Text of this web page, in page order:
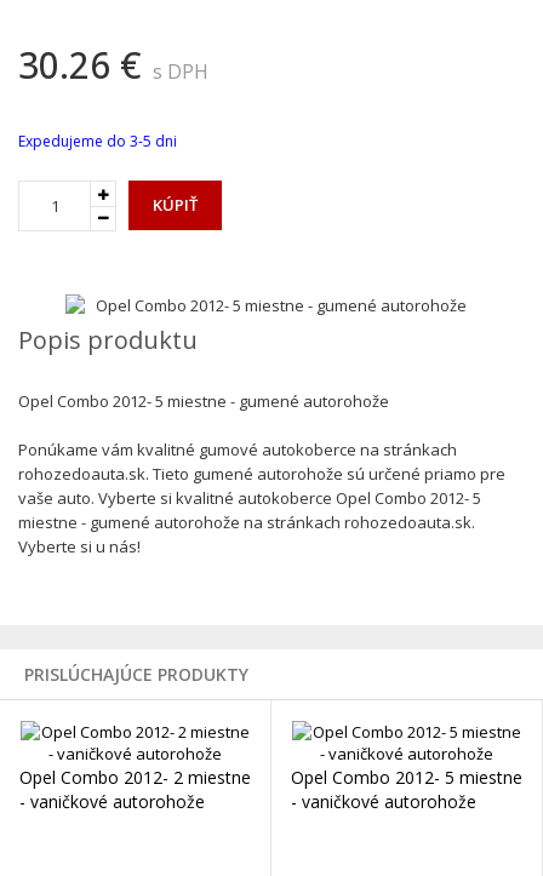
30.26 € s DPH
Expedujeme do 3-5 dni
KÚPIŤ
Popis produktu
Opel Combo 2012- 5 miestne - gumené autorohože
Ponúkame vám kvalitné gumové autokoberce na stránkach
rohozedoauta.sk. Tieto gumené autorohože sú určené priamo pre
vaše auto. Vyberte si kvalitné autokoberce Opel Combo 2012- 5
miestne - gumené autorohože na stránkach rohozedoauta.sk.
Vyberte si u nás!
PRISLÚCHAJÚCE PRODUKTY
Opel Combo 2012- 2 miestne
- vaničkové autorohože
Opel Combo 2012- 5 miestne
- vaničkové autorohože